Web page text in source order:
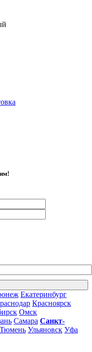
Екатеринбург
Красноярск
Омск
Самара Санкт-
Тюмень Ульяновск Уфа